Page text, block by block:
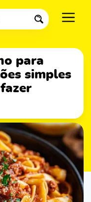
simples